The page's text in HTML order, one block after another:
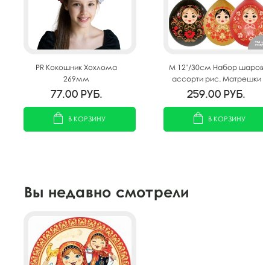
PR Кокошник Хохлома
269мм
77.00 руб.
В КОРЗИНУ
M 12"/30см Набор шаров
ассорти рис. Матрешки
15шт.
259.00 руб.
В КОРЗИНУ
Вы недавно смотрели